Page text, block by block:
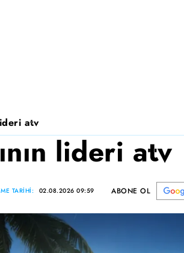
atv
lideri atv
TARİHİ: 02.08.2026 09:59 ABONE OL